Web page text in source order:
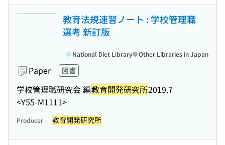
教育法規速習ノート : 学校管理職
選考 新訂版
Paper 図書
学校管理職研究会 編教育開発研究所2019.7
<Y55-M1111>
National Diet Library Other Libraries in Japan
Producer 教育開発研究所